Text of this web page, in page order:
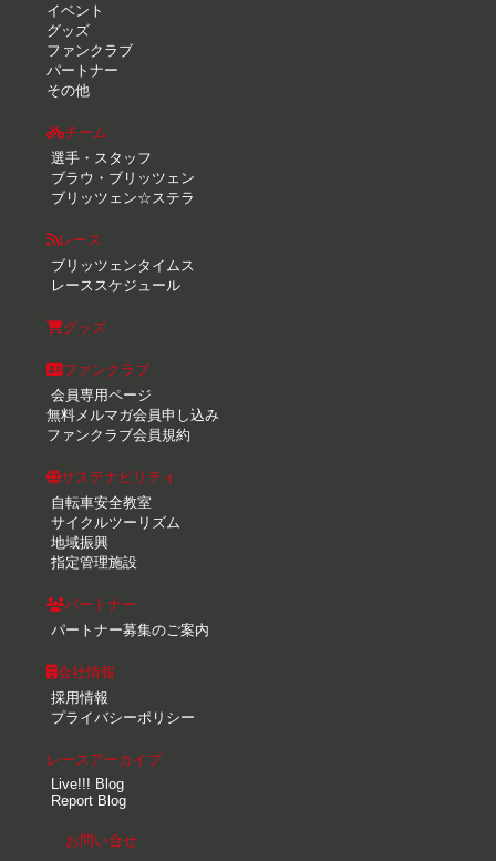
イベント
グッズ
ファンクラブ
パートナー
その他
チーム
選手・スタッフ
ブラウ・ブリッツェン
ブリッツェン☆ステラ
レース
ブリッツェンタイムス
レーススケジュール
グッズ
ファンクラブ
会員専用ページ
無料メルマガ会員申し込み
ファンクラブ会員規約
サステナビリティ
自転車安全教室
サイクルツーリズム
地域振興
指定管理施設
パートナー
パートナー募集のご案内
会社情報
採用情報
プライバシーポリシー
レースアーカイブ
Live!!! Blog
Report Blog
お問い合せ